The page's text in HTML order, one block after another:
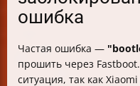
ошибка
Частая ошибка —
прошить через
ситуация, так как